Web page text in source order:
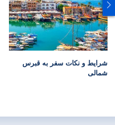
شرایط و نکات سفر به قبرس
شمالی